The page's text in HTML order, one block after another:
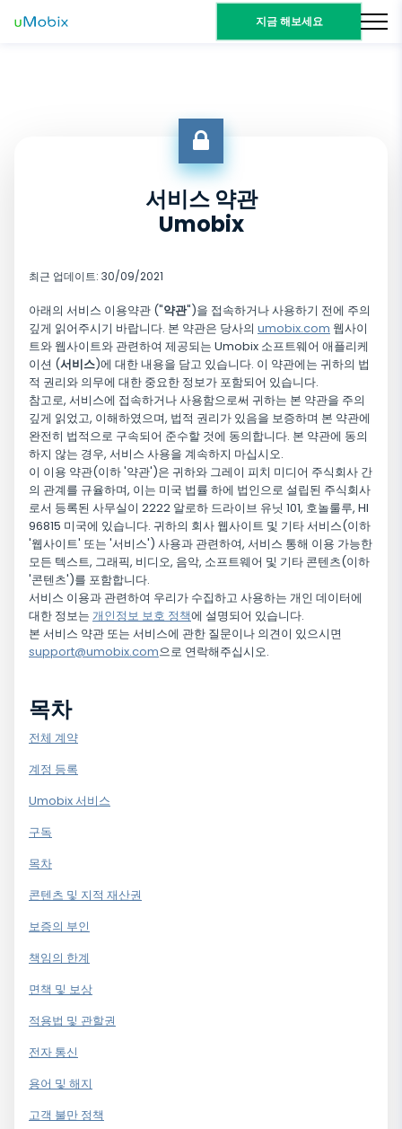
지금 해보세요
서비스 약관
Umobix
최근 업데이트: 30/09/2021
아래의 서비스 이용약관 ("약관")을 접속하거나 사용하기 전에 주의
깊게 읽어주시기 바랍니다. 본 약관은 당사의 umobix.com 웹사이
트와 웹사이트와 관련하여 제공되는 Umobix 소프트웨어 애플리케
이션 (서비스)에 대한 내용을 담고 있습니다. 이 약관에는 귀하의 법
적 권리와 의무에 대한 중요한 정보가 포함되어 있습니다.
참고로, 서비스에 접속하거나 사용함으로써 귀하는 본 약관을 주의
깊게 읽었고, 이해하였으며, 법적 권리가 있음을 보증하며 본 약관에
완전히 법적으로 구속되어 준수할 것에 동의합니다. 본 약관에 동의
하지 않는 경우, 서비스 사용을 계속하지 마십시오.
이 이용 약관(이하 '약관')은 귀하와 그레이 피치 미디어 주식회사 간
의 관계를 규율하며, 이는 미국 법률 하에 법인으로 설립된 주식회사
로서 등록된 사무실이 2222 알로하 드라이브 유닛 101, 호놀룰루, HI
96815 미국에 있습니다. 귀하의 회사 웹사이트 및 기타 서비스(이하
'웹사이트' 또는 '서비스') 사용과 관련하여, 서비스 통해 이용 가능한
모든 텍스트, 그래픽, 비디오, 음악, 소프트웨어 및 기타 콘텐츠(이하
'콘텐츠')를 포함합니다.
서비스 이용과 관련하여 우리가 수집하고 사용하는 개인 데이터에
대한 정보는 개인정보 보호 정책에 설명되어 있습니다.
본 서비스 약관 또는 서비스에 관한 질문이나 의견이 있으시면
support@umobix.com으로 연락해주십시오.
목차
전체 계약
계정 등록
Umobix 서비스
구독
목차
콘텐츠 및 지적 재산권
보증의 부인
책임의 한계
면책 및 보상
적용법 및 관할권
전자 통신
용어 및 해지
고객 불만 정책